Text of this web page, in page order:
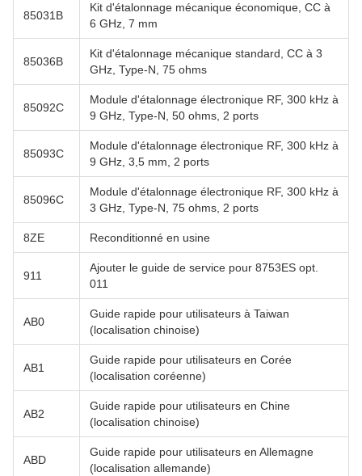
85031B
Kit d'étalonnage mécanique économique, CC à
6 GHz, 7 mm
85036B
Kit d'étalonnage mécanique standard, CC à 3
GHz, Type-N, 75 ohms
85092C
Module d'étalonnage électronique RF, 300 kHz à
9 GHz, Type-N, 50 ohms, 2 ports
85093C
Module d'étalonnage électronique RF, 300 kHz à
9 GHz, 3,5 mm, 2 ports
85096C
Module d'étalonnage électronique RF, 300 kHz à
3 GHz, Type-N, 75 ohms, 2 ports
8ZE Reconditionné en usine
911
Ajouter le guide de service pour 8753ES opt.
011
AB0
Guide rapide pour utilisateurs à Taiwan
(localisation chinoise)
AB1
Guide rapide pour utilisateurs en Corée
(localisation coréenne)
AB2
Guide rapide pour utilisateurs en Chine
(localisation chinoise)
ABD
Guide rapide pour utilisateurs en Allemagne
(localisation allemande)